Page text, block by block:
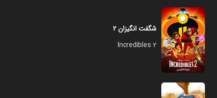
شگفت انگیزان ۲
Incredibles 2